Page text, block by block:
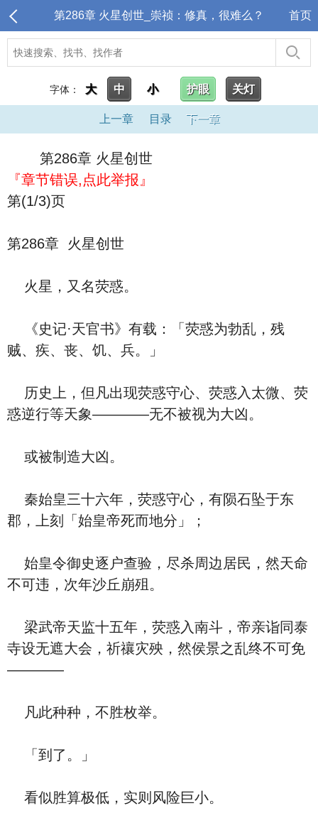
第286章 火星创世_崇祯：修真，很难么？ 首页
字体： 大 中 小 护眼 关灯
上一章 目录 下一章
第286章 火星创世
『章节错误,点此举报』
第(1/3)页
第286章 火星创世
火星，又名荧惑。
《史记·天官书》有载：「荧惑为勃乱，残
贼、疾、丧、饥、兵。」
历史上，但凡出现荧惑守心、荧惑入太微、荧
惑逆行等天象————无不被视为大凶。
或被制造大凶。
秦始皇三十六年，荧惑守心，有陨石坠于东
郡，上刻「始皇帝死而地分」；
始皇令御史逐户查验，尽杀周边居民，然天命
不可违，次年沙丘崩殂。
梁武帝天监十五年，荧惑入南斗，帝亲诣同泰
寺设无遮大会，祈禳灾殃，然侯景之乱终不可免
————
凡此种种，不胜枚举。
「到了。」
看似胜算极低，实则风险巨小。